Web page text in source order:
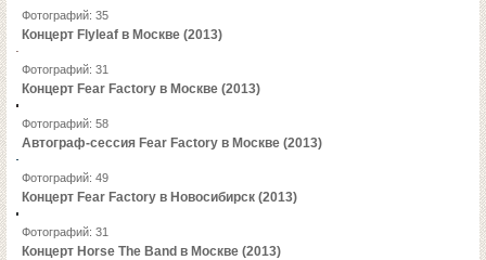
Фотографий: 35
Концерт Flyleaf в Москве (2013)
Фотографий: 31
Концерт Fear Factory в Москве (2013)
Фотографий: 58
Автограф-сессия Fear Factory в Москве (2013)
Фотографий: 49
Концерт Fear Factory в Новосибирск (2013)
Фотографий: 31
Концерт Horse The Band в Москве (2013)